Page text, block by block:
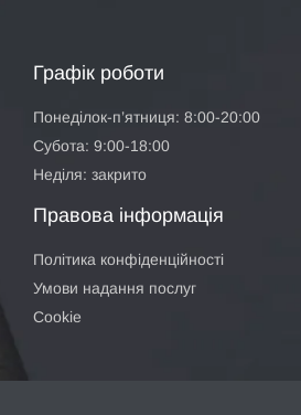
Графік роботи
Понеділок-п’ятниця: 8:00-20:00
Субота: 9:00-18:00
Неділя: закрито
Правова інформація
Політика конфіденційності
Умови надання послуг
Cookie